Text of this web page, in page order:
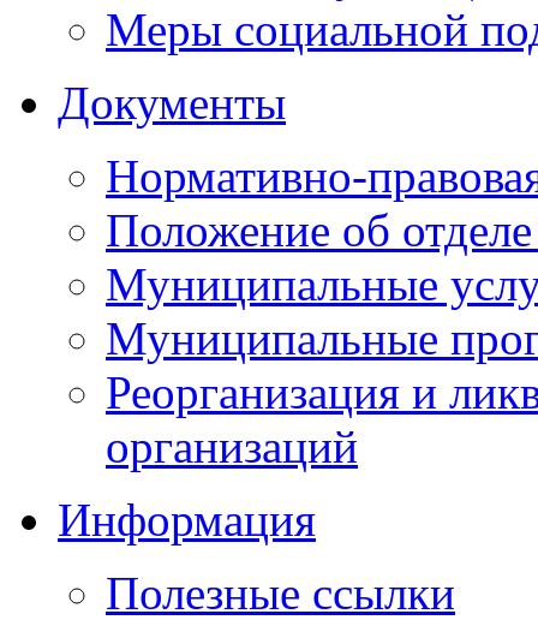
Меры социальной
Документы
Нормативно-
Положение об
Муниципальные
Муниципальные
Реорганизация и
организаций
Информация
Полезные ссылки